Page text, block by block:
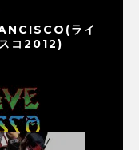
ライ
コ2012)